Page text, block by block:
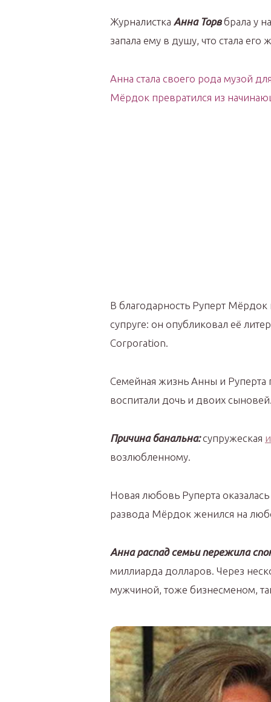
Журналистка Анна Торвбрала у
запала ему в душу, что стала его
Анна стала своего рода музой
Мёрдок превратился из
В благодарность Руперт
супруге: он опубликовал её
Corporation.
Семейная жизнь Анны и Руперта
воспитали дочь и двоих
Причина банальна:супружеская
возлюбленному.
Новая любовь Руперта
развода Мёрдок женился на
Анна распад семьи пережила
миллиарда долларов. Через
мужчиной, тоже бизнесменом,